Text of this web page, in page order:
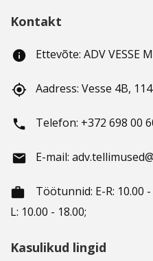
Kontakt
info Ettevõte: ADV VESSE
gps_fixed Aadress: Vesse 4B,
phone Telefon: +372 698 00
email E-mail:
Töötunnid: E-R: 10.00
L: 10.00 - 18.00;
Kasulikud lingid